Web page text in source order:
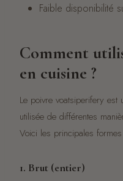
Faible disponibilité
Comment
en cuisine ?
Le poivre voatsiperifery est
utilisée de différentes
Voici les principales formes
1. Brut (entier)